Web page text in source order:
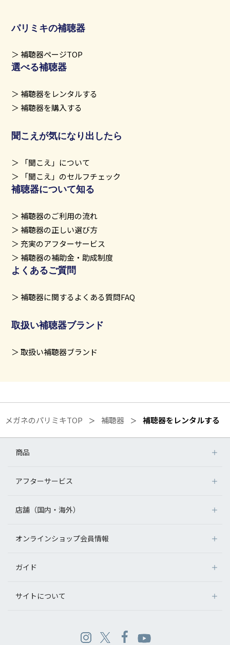
パリミキの補聴器
補聴器ページTOP
選べる補聴器
補聴器をレンタルする
補聴器を購入する
聞こえが気になり出したら
「聞こえ」について
「聞こえ」のセルフチェック
補聴器について知る
補聴器のご利用の流れ
補聴器の正しい選び方
充実のアフターサービス
補聴器の補助金・助成制度
よくあるご質問
補聴器に関するよくある質問FAQ
取扱い補聴器ブランド
取扱い補聴器ブランド
メガネのパリミキTOP 補聴器 補聴器をレンタルする
商品
アフターサービス
店舗（国内・海外）
オンラインショップ会員情報
ガイド
サイトについて